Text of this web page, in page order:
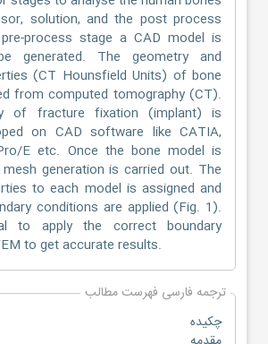
solution, and the post process
process stage a CAD model is
generated. The geometry and
(CT Hounsfield Units) of bone
from computed tomography (CT).
of fracture fixation (implant) is
on CAD software like CATIA,
E etc. Once the bone model is
generation is carried out. The
to each model is assigned and
conditions are applied (Fig. 1).
to apply the correct boundary
to get accurate results.
ترجمه فارسی فهرست مطالب
چکیده